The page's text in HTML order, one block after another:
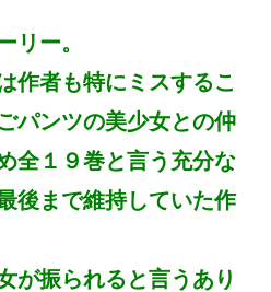
リー。
作者も特にミスするこ
パンツの美少女との仲
全１９巻と言う充分な
後まで維持していた作
が振られると言うあり